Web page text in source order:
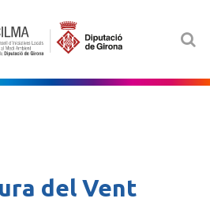
del Vent